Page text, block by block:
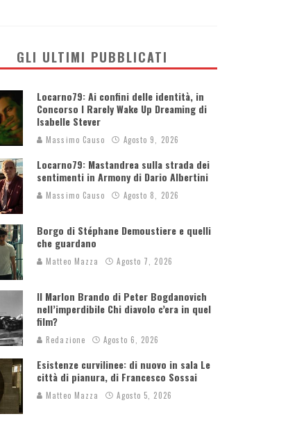
GLI ULTIMI PUBBLICATI
Locarno79: Ai confini delle identità, in
Concorso I Rarely Wake Up Dreaming di
Isabelle Stever
Massimo Causo Agosto 9, 2026
Locarno79: Mastandrea sulla strada dei
sentimenti in Armony di Dario Albertini
Massimo Causo Agosto 8, 2026
Borgo di Stéphane Demoustiere e quelli
che guardano
Matteo Mazza Agosto 7, 2026
Il Marlon Brando di Peter Bogdanovich
nell’imperdibile Chi diavolo c’era in quel
film?
Redazione Agosto 6, 2026
Esistenze curvilinee: di nuovo in sala Le
città di pianura, di Francesco Sossai
Matteo Mazza Agosto 5, 2026